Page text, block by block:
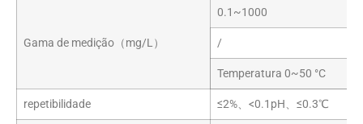
Gama de medição（mg/L）
0.1~1000
/
Temperatura 0~50 °C
repetibilidade ≤2%、<0.1pH、≤0.3℃